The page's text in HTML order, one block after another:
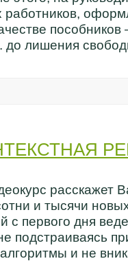
работников,
до лишения
расскажет
и тысячи
с первого дня
подстраиваясь
и не